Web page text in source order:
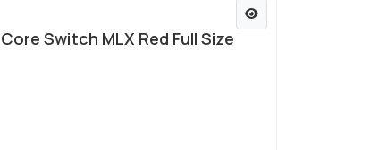
Switch MLX Red Full Size